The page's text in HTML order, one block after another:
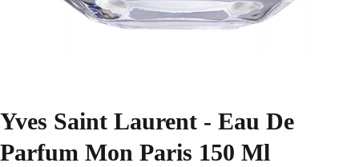
Yves Saint Laurent - Eau De
Parfum Mon Paris 150 Ml